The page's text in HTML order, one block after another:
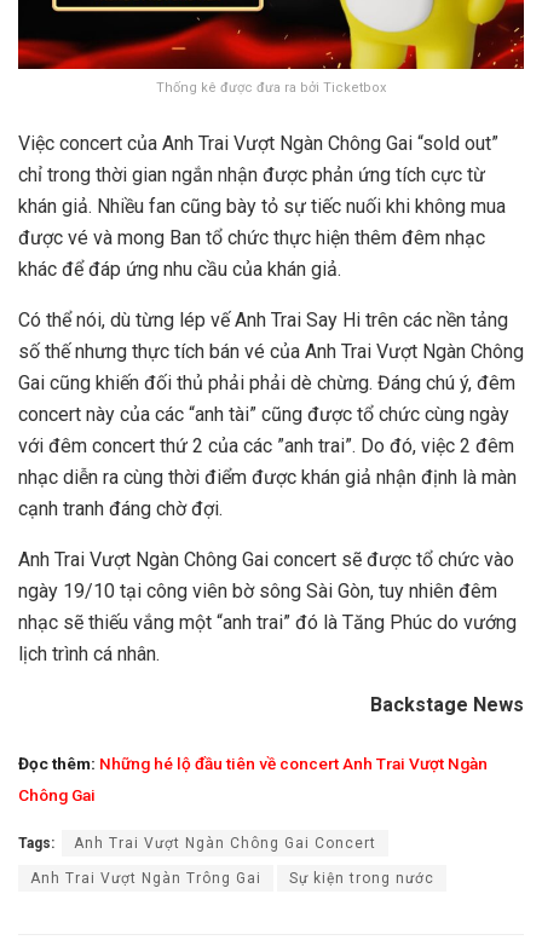
Thống kê được đưa ra bởi Ticketbox
Việc concert của Anh Trai Vượt Ngàn Chông Gai “sold out”
chỉ trong thời gian ngắn nhận được phản ứng tích cực từ
khán giả. Nhiều fan cũng bày tỏ sự tiếc nuối khi không mua
được vé và mong Ban tổ chức thực hiện thêm đêm nhạc
khác để đáp ứng nhu cầu của khán giả.
Có thể nói, dù từng lép vế Anh Trai Say Hi trên các nền tảng
số thế nhưng thực tích bán vé của Anh Trai Vượt Ngàn Chông
Gai cũng khiến đối thủ phải phải dè chừng. Đáng chú ý, đêm
concert này của các “anh tài” cũng được tổ chức cùng ngày
với đêm concert thứ 2 của các ”anh trai”. Do đó, việc 2 đêm
nhạc diễn ra cùng thời điểm được khán giả nhận định là màn
cạnh tranh đáng chờ đợi.
Anh Trai Vượt Ngàn Chông Gai concert sẽ được tổ chức vào
ngày 19/10 tại công viên bờ sông Sài Gòn, tuy nhiên đêm
nhạc sẽ thiếu vắng một “anh trai” đó là Tăng Phúc do vướng
lịch trình cá nhân.
Backstage News
Đọc thêm: Những hé lộ đầu tiên về concert Anh Trai Vượt Ngàn
Chông Gai
Tags: Anh Trai Vượt Ngàn Chông Gai Concert
Anh Trai Vượt Ngàn Trông Gai Sự kiện trong nước